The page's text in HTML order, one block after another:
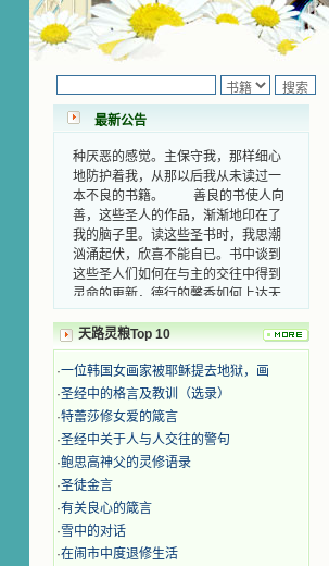
最新公告
要了解、学习的迫切渴求在我心里扩
展开来，我燃起的强烈的愿望要在真
道上长进。 我爱上了灵修书籍，
益精神修养的读物，主不喜悦我看那
些世面流行的书籍，因为只要我一看
到那些他不喜欢我看的书，我就有一
种厌恶的感觉。主保守我，那样细心
地防护着我，从那以后我从未读过一
本不良的书籍。 善良的书使人向
善，这些圣人的作品，渐渐地印在了
我的脑子里。读这些圣书时，我思潮
汹涌起伏，欣喜不能自已。书中谈到
这些圣人们如何在与主的交往中得到
灵命的更新，德行的馨香如何上达天
的圣人，为了传播福音，他们告别亲
人，舍下了他们手中的一切，轻快地
踏上了异国他乡，到没有人知道真神
的世界里去。啊，若不是主的引领，
我可能到死还不认识他们呢！ 我
的心灵从主给我的这些圣人的言行中
选取了最美的色彩；当他们的一生在
我面前展开时，我是多么的惊奇、兴
奋啊！当我读到他们为主而受人逼
迫、凌辱，为将福音广传而被人追杀
时，我为他们的在天之灵祈祷，我哭
着，为自已的同胞带给他们的苦难而
哀号。我一遍遍地重读那一行行被我
天路灵粮Top 10
·一位韩国女画家被耶稣提去地狱，画
·圣经中的格言及教训（选录）
·特蕾莎修女爱的箴言
·圣经中关于人与人交往的警句
·鲍思高神父的灵修语录
·圣徒金言
·有关良心的箴言
·雪中的对话
·在闹市中度退修生活